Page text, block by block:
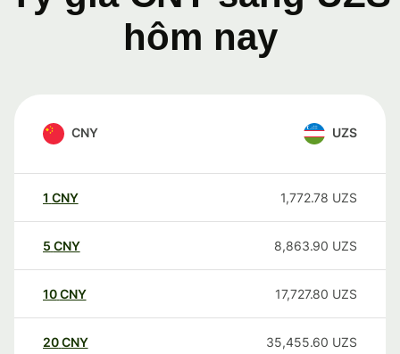
hôm nay
CNY UZS
1 CNY 1,772.78 UZS
5 CNY 8,863.90 UZS
10CNY 17,727.80 UZS
20CNY 35,455.60 UZS